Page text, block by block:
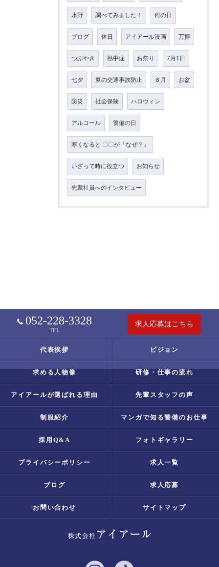
水野 調べてみました！ 何の日
ブログ 休日 アイアール漫画 万博
つぶやき 熱中症 お祭り 7月1日
七夕 夏の交通事故防止 ８月 お盆
防災 社会保険 ハロウィン
アルコール 警備の日
寒くなると 〇〇が「なぜ？」
いざって時に役立つ お知らせ
先輩社員へのインタビュー
052-228-3328
TEL
求人応募はこちら
代表挨拶 ビジョン
求める人物像 研修・仕事の流れ
アイアールが選ばれる理由 先輩スタッフの声
制服紹介 マンガで知る警備のお仕事
採用Q&A フォトギャラリー
プライバシーポリシー 求人一覧
ブログ 求人応募
お問い合わせ サイトマップ